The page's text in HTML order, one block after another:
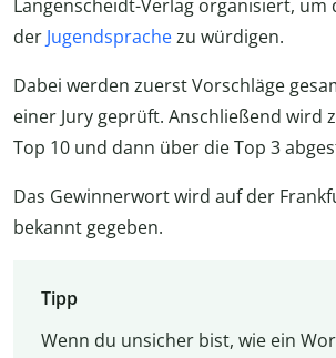
Langenscheidt-Verlag organisiert, um
der Jugendsprachezu würdigen.
Dabei werden zuerst Vorschläge
einer Jury geprüft. Anschließend wird
Top 10 und dann über die Top 3
Das Gewinnerwort wird auf der
bekannt gegeben.
Tipp
Wenn du unsicher bist, wie ein